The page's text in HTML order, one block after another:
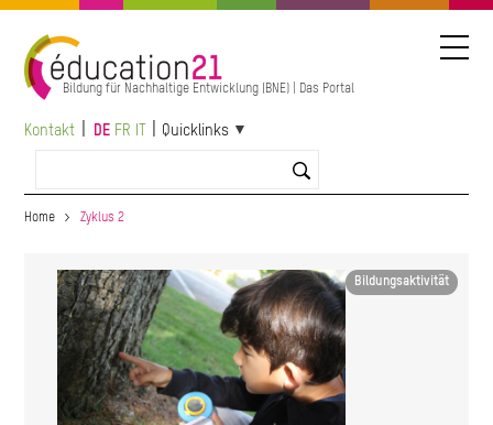
Direkt
Inhalt
Bildung für Nachhaltige Entwicklung (BNE) | Das Portal
Kontakt DE FR Quicklinks
Home Zyklus 2
Bildungsaktivität
Image